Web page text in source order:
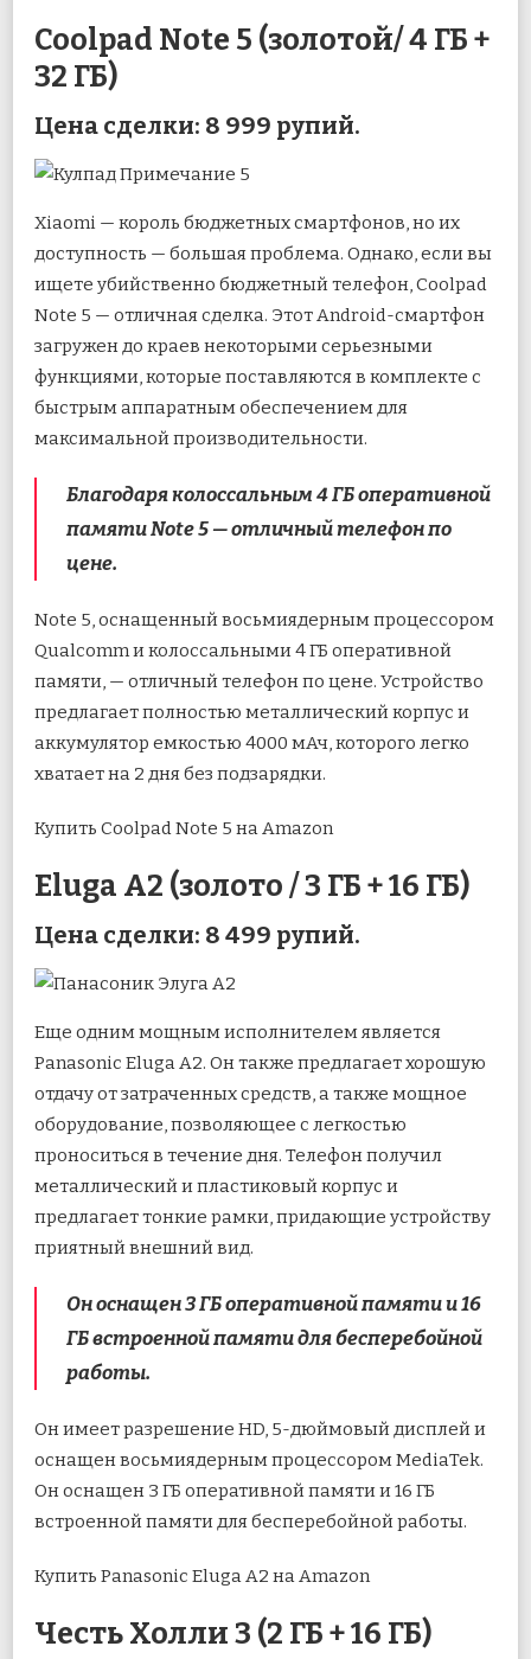
Coolpad Note 5 (золотой/ 4 ГБ +
32 ГБ)
Цена сделки: 8 999 рупий.
Xiaomi — король бюджетных смартфонов, но их
доступность — большая проблема. Однако, если вы
ищете убийственно бюджетный телефон, Coolpad
Note 5 — отличная сделка. Этот Android-смартфон
загружен до краев некоторыми серьезными
функциями, которые поставляются в комплекте с
быстрым аппаратным обеспечением для
максимальной производительности.
Благодаря колоссальным 4 ГБ оперативной
памяти Note 5 — отличный телефон по
цене.
Note 5, оснащенный восьмиядерным процессором
Qualcomm и колоссальными 4 ГБ оперативной
памяти, — отличный телефон по цене. Устройство
предлагает полностью металлический корпус и
аккумулятор емкостью 4000 мАч, которого легко
хватает на 2 дня без подзарядки.
Купить Coolpad Note 5 на Amazon
Eluga A2 (золото / 3 ГБ + 16 ГБ)
Цена сделки: 8 499 рупий.
Еще одним мощным исполнителем является
Panasonic Eluga A2. Он также предлагает хорошую
отдачу от затраченных средств, а также мощное
оборудование, позволяющее с легкостью
проноситься в течение дня. Телефон получил
металлический и пластиковый корпус и
предлагает тонкие рамки, придающие устройству
приятный внешний вид.
Он оснащен 3 ГБ оперативной памяти и 16
ГБ встроенной памяти для бесперебойной
работы.
Он имеет разрешение HD, 5-дюймовый дисплей и
оснащен восьмиядерным процессором MediaTek.
Он оснащен 3 ГБ оперативной памяти и 16 ГБ
встроенной памяти для бесперебойной работы.
Купить Panasonic Eluga A2 на Amazon
Честь Холли 3 (2 ГБ + 16 ГБ)